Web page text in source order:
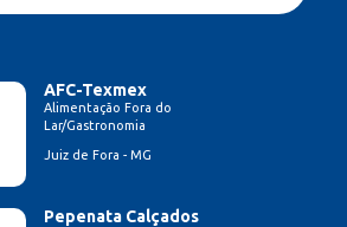
AFC-Texmex
Alimentação Fora do
Lar/Gastronomia
Juiz de Fora - MG
Pepenata Calçados